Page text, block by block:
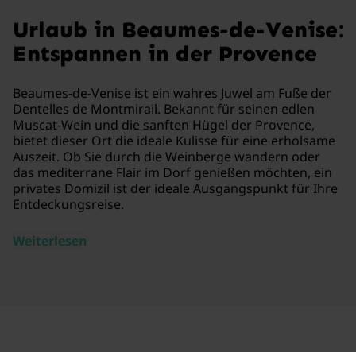
Urlaub in Beaumes-de-Venise:
Entspannen in der Provence
Beaumes-de-Venise ist ein wahres Juwel am Fuße der
Dentelles de Montmirail. Bekannt für seinen edlen
Muscat-Wein und die sanften Hügel der Provence,
bietet dieser Ort die ideale Kulisse für eine erholsame
Auszeit. Ob Sie durch die Weinberge wandern oder
das mediterrane Flair im Dorf genießen möchten, ein
privates Domizil ist der ideale Ausgangspunkt für Ihre
Entdeckungsreise.
Weiterlesen